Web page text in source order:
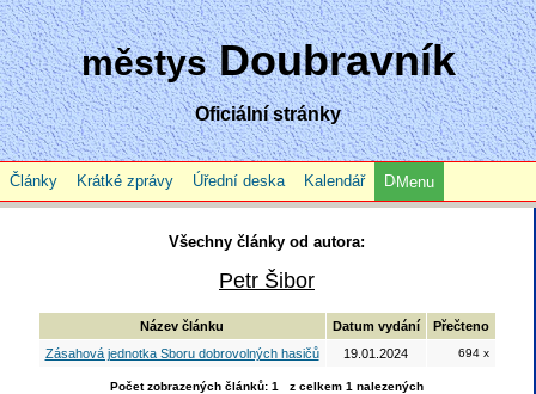
městysDoubravník
Oficiální stránky
Články Krátké zprávy Úřední deska Kalendář Menu
Všechny články od autora:
Petr Šibor
Název článku Datum vydání
Přečteno
Zásahová jednotka Sboru dobrovolných hasičů
19.01.2024 694 x
Počet zobrazených článků: 1 z celkem 1 nalezených